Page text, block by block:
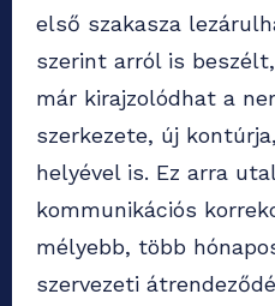
első szakasza
szerint arról is
már kirajzolódhat a
szerkezete, új
helyével is. Ez arra
kommunikációs
mélyebb, több
szervezeti